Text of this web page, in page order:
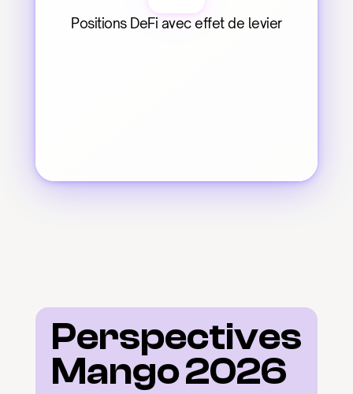
Positions DeFi avec effet de levier
Perspectives
Mango 2026